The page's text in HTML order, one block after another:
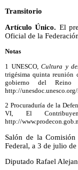
Transitorio
Artículo Único. El
Oficial de la
Notas
1 UNESCO,Cultura y
trigésima quinta reunión
gobierno del
http://
2 Procuraduría de la
VI, El
http://
Salón de la
Federal, a 3 de julio
Diputado Rafael